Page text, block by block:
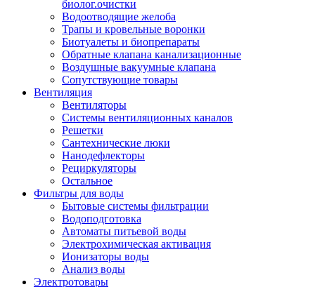
биолог.очистки
Водоотводящие желоба
Трапы и кровельные воронки
Биотуалеты и биопрепараты
Обратные клапана канализационные
Воздушные вакуумные клапана
Сопутствующие товары
Вентиляция
Вентиляторы
Системы вентиляционных каналов
Решетки
Сантехнические люки
Нанодефлекторы
Рециркуляторы
Остальное
Фильтры для воды
Бытовые системы фильтрации
Водоподготовка
Автоматы питьевой воды
Электрохимическая активация
Ионизаторы воды
Анализ воды
Электротовары